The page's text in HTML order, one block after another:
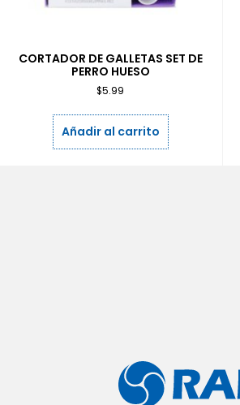
CORTADOR DE GALLETAS SET DE
PERRO HUESO
$5.99
Añadir al carrito